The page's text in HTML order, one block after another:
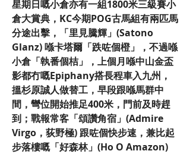
星期日嘅小倉亦有一組1800米三級賽小
倉大賞典，KC今期POG古馬組有兩匹馬
分途出擊，「里見騰輝」(Satono
Glanz) 喺卡塔爾「跌咗個橙」，不過喺
小倉「執番個桔」，上個月喺中山金盃
影都冇嘅Epiphany搭長程車入九州，
搵杉原誠人做替工，早段跟喺馬群中
間，彎位開始推足400米，門前及時趕
到；戰報常客「頌讚角宿」(Admire
Virgo，荻野極) 跟咗個快步速，兼比起
步落樓嘅「好森林」(Ho O Amazon)